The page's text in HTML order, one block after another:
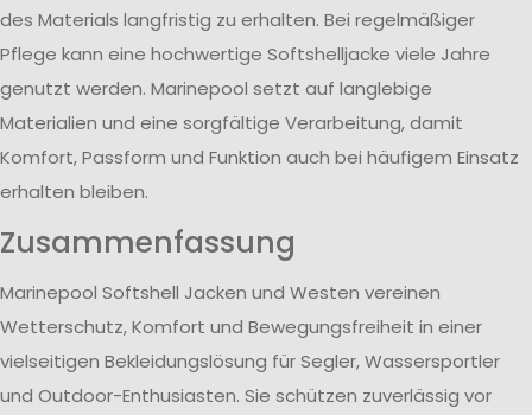
des Materials langfristig zu erhalten. Bei regelmäßiger
Pflege kann eine hochwertige Softshelljacke viele Jahre
genutzt werden. Marinepool setzt auf langlebige
Materialien und eine sorgfältige Verarbeitung, damit
Komfort, Passform und Funktion auch bei häufigem Einsatz
erhalten bleiben.
Zusammenfassung
Marinepool Softshell Jacken und Westen vereinen
Wetterschutz, Komfort und Bewegungsfreiheit in einer
vielseitigen Bekleidungslösung für Segler, Wassersportler
und Outdoor-Enthusiasten. Sie schützen zuverlässig vor